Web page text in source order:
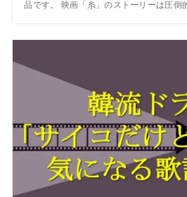
品です。 映画「糸」のストーリーは圧倒